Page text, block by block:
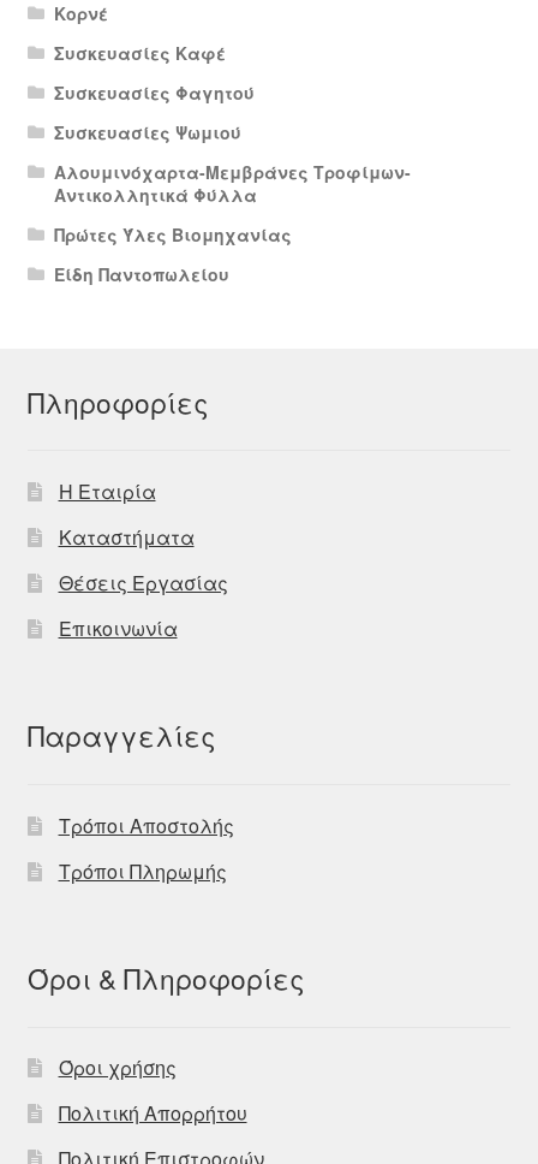
Κορνέ
Συσκευασίες Καφέ
Συσκευασίες Φαγητού
Συσκευασίες Ψωμιού
Αλουμινόχαρτα-Μεμβράνες Τροφίμων-
Αντικολλητικά Φύλλα
Πρώτες Ύλες Βιομηχανίας
Είδη Παντοπωλείου
Πληροφορίες
Η Εταιρία
Καταστήματα
Θέσεις Εργασίας
Επικοινωνία
Παραγγελίες
Τρόποι Αποστολής
Τρόποι Πληρωμής
Όροι & Πληροφορίες
Όροι χρήσης
Πολιτική Απορρήτου